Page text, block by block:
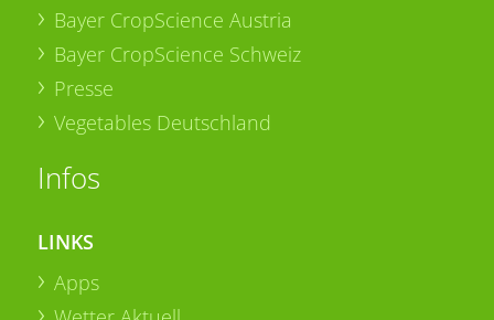
Bayer CropScience Austria
Bayer CropScience Schweiz
Presse
Vegetables Deutschland
Infos
LINKS
Apps